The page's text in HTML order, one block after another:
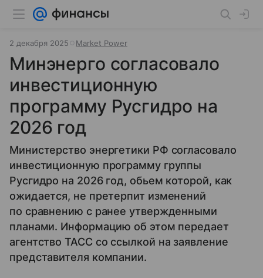
2 декабря 2025 Market Power
Минэнерго согласовало
инвестиционную
программу Русгидро на
2026 год
Министерство энергетики РФ согласовало
инвестиционную программу группы
Русгидро на 2026 год, обьем которой, как
ожидается, не претерпит изменений
по сравнению с ранее утвержденными
планами. Информацию об этом передает
агентство ТАСС со ссылкой на заявление
представителя компании.